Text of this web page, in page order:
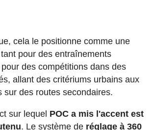
cela le positionne comme une
pour des entraînements
des compétitions dans des
allant des critériums urbains aux
sur des routes secondaires.
sur lequel POC a mis l'accent est
. Le système de réglage à 360